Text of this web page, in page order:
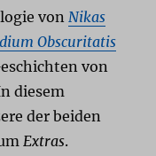
vonNikas
Obscuritatis
von
diesem
der beiden
Extras.